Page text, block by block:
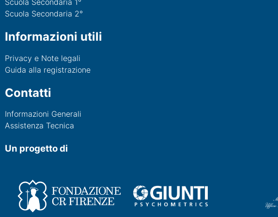
Scuola Secondaria 2°
Informazioni utili
Privacy e Note legali
Guida alla registrazione
Contatti
Informazioni Generali
Assistenza Tecnica
Un progetto di